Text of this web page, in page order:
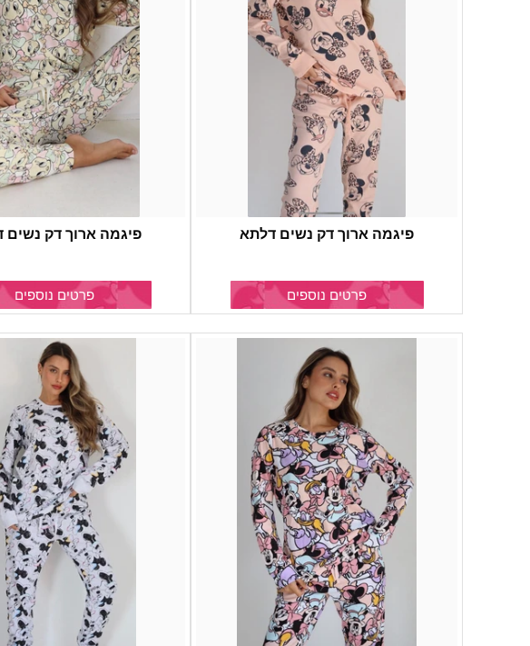
פיגמה ארוך דק נשים דלתא
פרטים נוספים
פיגמה ארוך דק נשים
פרטים נוספים